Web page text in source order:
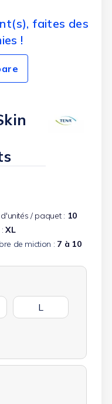
faites des
!
/ paquet : 10
XL
de miction : 7 à 10
L